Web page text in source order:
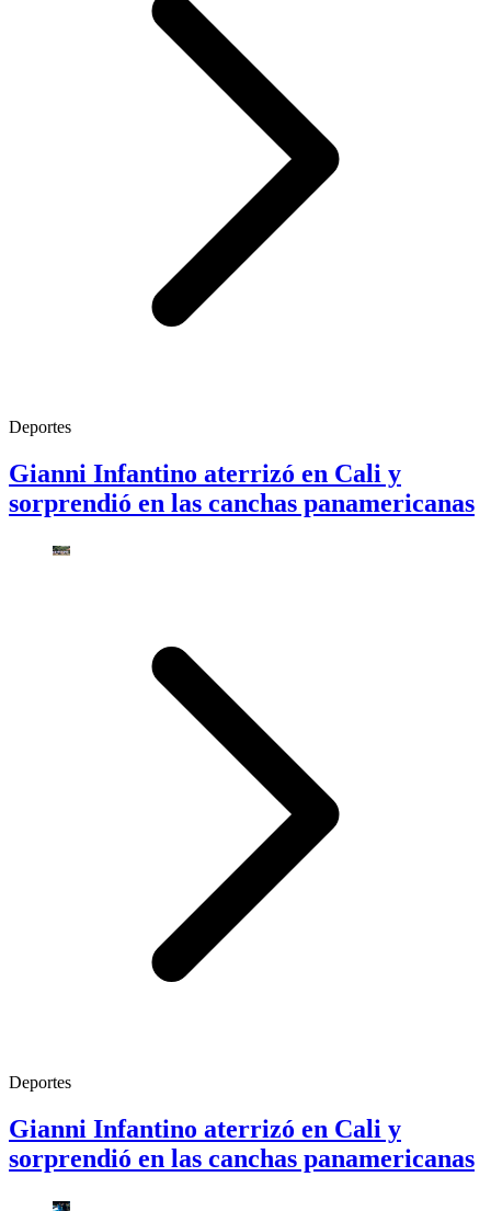
Deportes
Gianni Infantino aterrizó en Cali y
sorprendió en las canchas panamericanas
Deportes
Gianni Infantino aterrizó en Cali y
sorprendió en las canchas panamericanas